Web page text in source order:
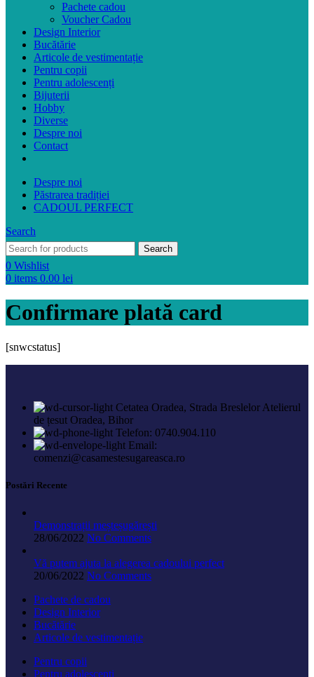
Pachete cadou
Voucher Cadou
Design Interior
Bucătărie
Articole de vestimentație
Pentru copii
Pentru adolescenți
Bijuterii
Hobby
Diverse
Despre noi
Contact
Despre noi
Păstrarea tradiției
CADOUL PERFECT
Search
Search
0 Wishlist
0 items 0.00 lei
Confirmare plată card
[snwcstatus]
Cetatea Oradea, Strada Breslelor Atelierul
de țesut Oradea, Bihor
Telefon: 0740.904.110
Email:
comenzi@casamestesugareasca.ro
Postări Recente
Demonstrații meșteșugărești
28/06/2022 No Comments
Vă putem ajuta la alegerea cadoului perfect
20/06/2022 No Comments
Pachete de cadou
Design Interior
Bucătărie
Articole de vestimentație
Pentru copii
Pentru adolescenți